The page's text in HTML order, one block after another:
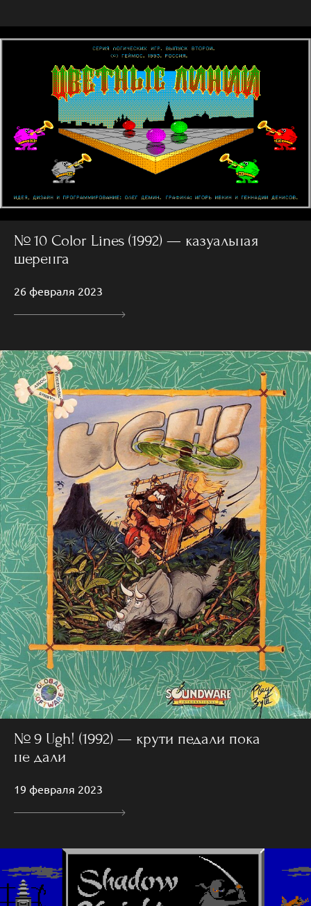
№ 10 Color Lines (1992) — казуальная
шеренга
26 февраля 2023
№ 9 Ugh! (1992) — крути педали пока
не дали
19 февраля 2023